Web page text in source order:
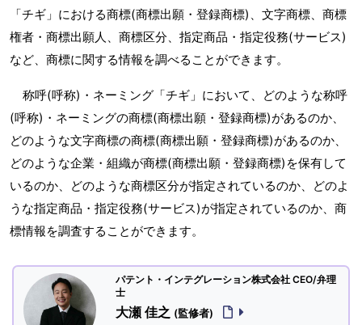
「チギ」における商標(商標出願・登録商標)、文字商標、商標
権者・商標出願人、商標区分、指定商品・指定役務(サービス)
など、商標に関する情報を調べることができます。
称呼(呼称)・ネーミング「チギ」において、どのような称呼
(呼称)・ネーミングの商標(商標出願・登録商標)があるのか、
どのような文字商標の商標(商標出願・登録商標)があるのか、
どのような企業・組織が商標(商標出願・登録商標)を保有して
いるのか、どのような商標区分が指定されているのか、どのよ
うな指定商品・指定役務(サービス)が指定されているのか、商
標情報を調査することができます。
パテント・インテグレーション株式会社 CEO/弁理
士
大瀬 佳之 (監修者)